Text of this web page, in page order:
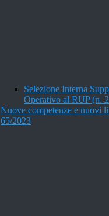
Selezione Interna
Operativo al RUP (n.
Nuove competenze e nuovi
65/2023